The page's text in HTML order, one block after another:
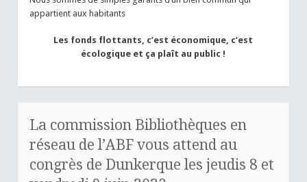
appartient aux habitants
Les fonds flottants, c’est économique, c’est
écologique et ça plaît au public !
La commission Bibliothèques en
réseau de l’ABF vous attend au
congrès de Dunkerque les jeudis 8 et